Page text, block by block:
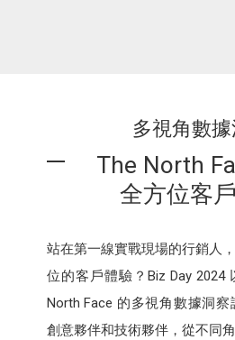
多視角數
The North
全方位客
站在第一線實戰現場的行銷人
位的客戶體驗？Biz Day 2024
North Face 的多視角數據洞察
創意夥伴和技術夥伴，從不同